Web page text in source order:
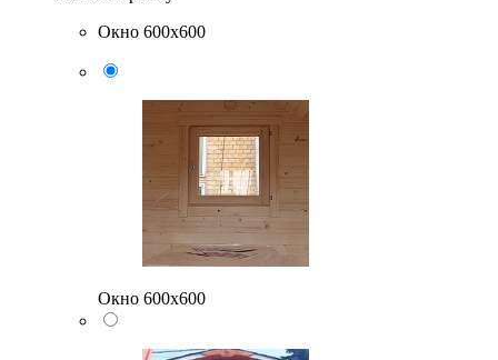
Окно 600х600
Окно 600х600